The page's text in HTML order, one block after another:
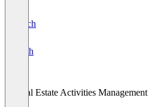
Deutsch
English
Real Estate Activities Management